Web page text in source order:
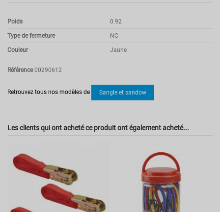
Poids 0.92
Type de fermeture NC
Couleur Jaune
Référence 00290612
Retrouvez tous nos modèles de
Sangle et sandow
Les clients qui ont acheté ce produit ont également acheté...